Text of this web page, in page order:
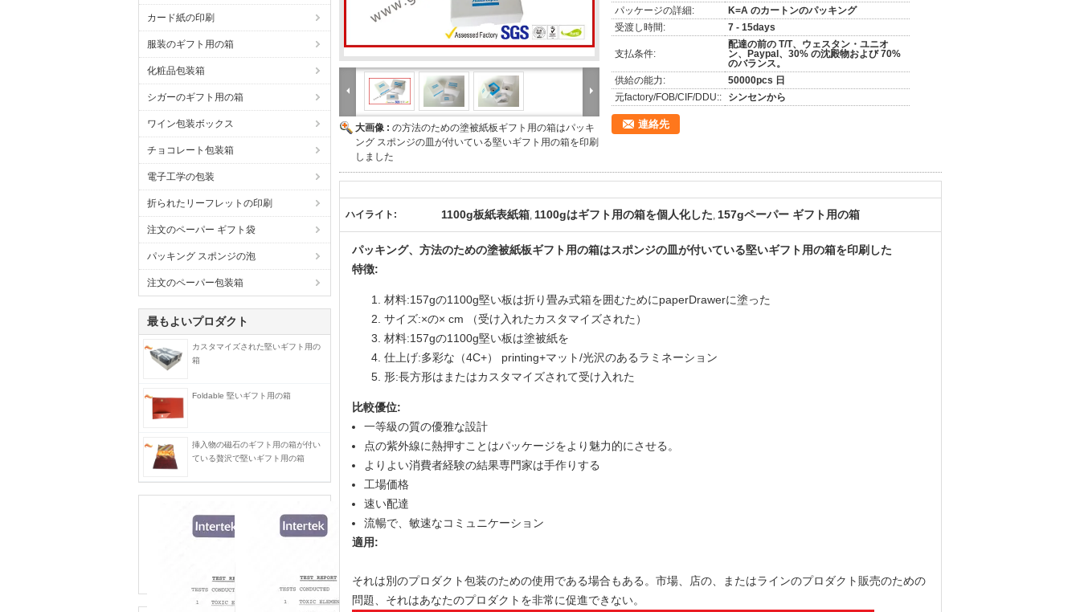
カード紙の印刷
服装のギフト用の箱
化粧品包装箱
シガーのギフト用の箱
ワイン包装ボックス
チョコレート包装箱
電子工学の包装
折られたリーフレットの印刷
注文のペーパー ギフト袋
パッキング スポンジの泡
注文のペーパー包装箱
最もよいプロダクト
カスタマイズされた堅いギフト用の
箱
Foldable 堅いギフト用の箱
挿入物の磁石のギフト用の箱が付い
ている贅沢で堅いギフト用の箱
大画像 : の方法のための塗被紙板ギフト用の箱はパッキ
ング スポンジの皿が付いている堅いギフト用の箱を印刷
しました
パッケージの詳細:
K=A のカートンのパッキング
受渡し時間:
7 - 15days
支払条件:
配達の前の T/T、ウェスタン・ユニオ
ン、Paypal、30% の沈殿物および 70%
のバランス。
供給の能力:
50000pcs 日
元factory/FOB/CIF/DDU::
シンセンから
連絡先
ハイライト: 1100g板紙表紙箱, 1100gはギフト用の箱を個人化した, 157gペーパー ギフト用の箱
パッキング、方法のための塗被紙板ギフト用の箱はスポンジの皿が付いている堅いギフト用の箱を印刷した
特徴:
材料:157gの1100g堅い板は折り畳み式箱を囲むためにpaperDrawerに塗った
サイズ:×の× cm （受け入れたカスタマイズされた）
材料:157gの1100g堅い板は塗被紙を
仕上げ:多彩な（4C+） printing+マット/光沢のあるラミネーション
形:長方形はまたはカスタマイズされて受け入れた
比較優位:
一等級の質の優雅な設計
点の紫外線に熱押すことはパッケージをより魅力的にさせる。
よりよい消費者経験の結果専門家は手作りする
工場価格
速い配達
流暢で、敏速なコミュニケーション
適用:
それは別のプロダクト包装のための使用である場合もある。市場、店の、またはラインのプロダクト販売のための
問題、それはあなたのプロダクトを非常に促進できない。